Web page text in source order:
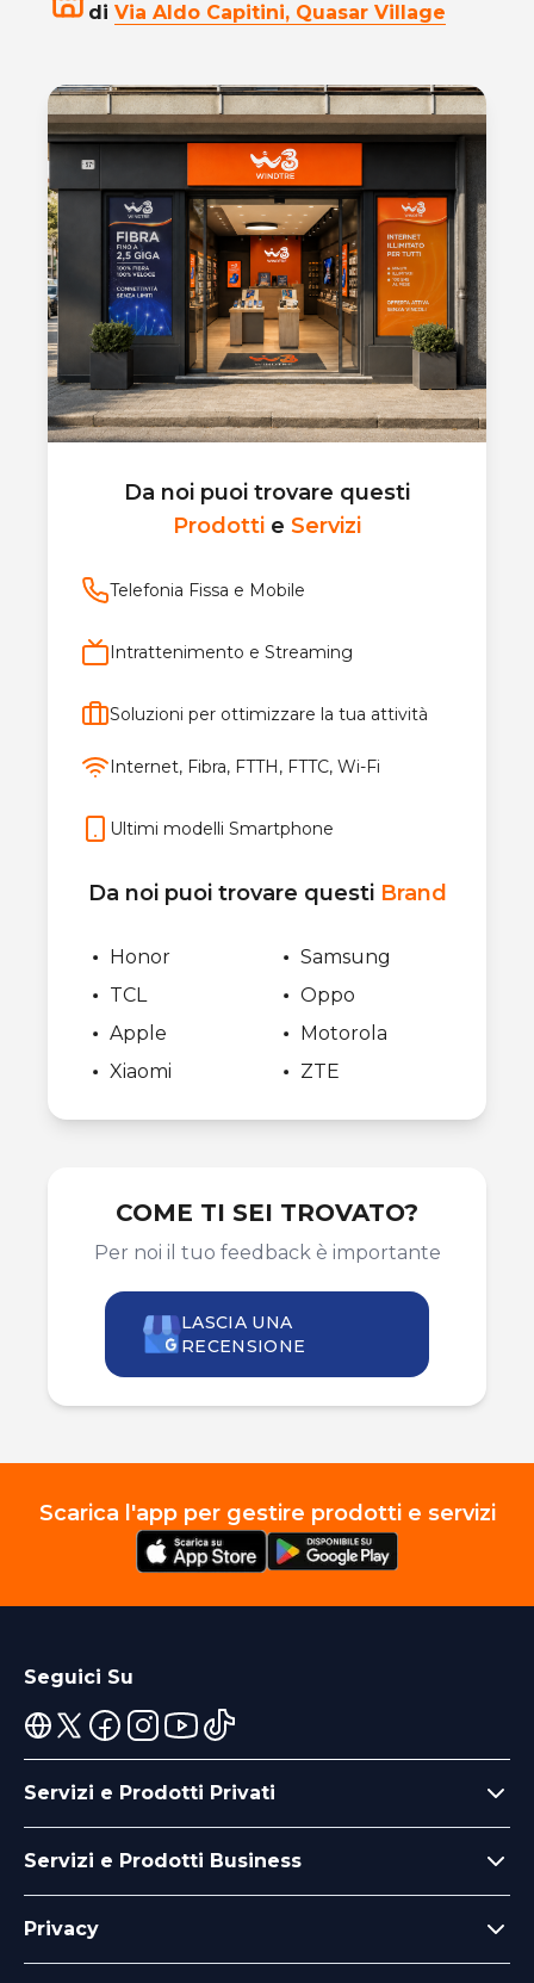
di Via Aldo Capitini, Quasar Village
Da noi puoi trovare questi
Prodotti e Servizi
Telefonia Fissa e Mobile
Intrattenimento e Streaming
Soluzioni per ottimizzare la tua attività
Internet, Fibra, FTTH, FTTC, Wi-Fi
Ultimi modelli Smartphone
Da noi puoi trovare questi Brand
Honor
TCL
Samsung
Oppo
Apple
Xiaomi
Motorola
ZTE
COME TI SEI TROVATO?
Per noi il tuo feedback è importante
LASCIA UNA
RECENSIONE
Scarica l'app per gestire prodotti e servizi
Seguici Su
Servizi e Prodotti Privati
Servizi e Prodotti Business
Privacy